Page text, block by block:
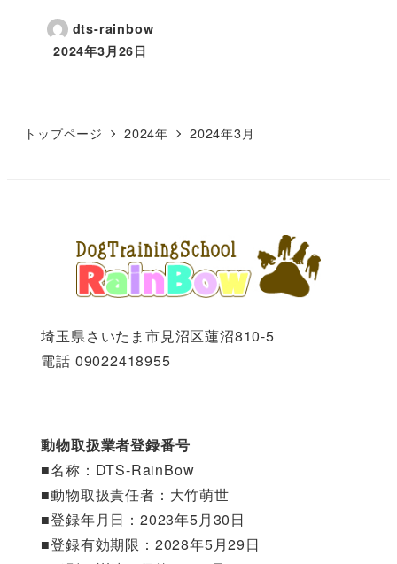
dts-rainbow
2024年3月26日
トップページ 2024年 2024年3月
埼玉県さいたま市見沼区蓮沼810-5
電話 09022418955
動物取扱業者登録番号
■名称：DTS-RainBow
■動物取扱責任者：大竹萌世
■登録年月日：2023年5月30日
■登録有効期限：2028年5月29日